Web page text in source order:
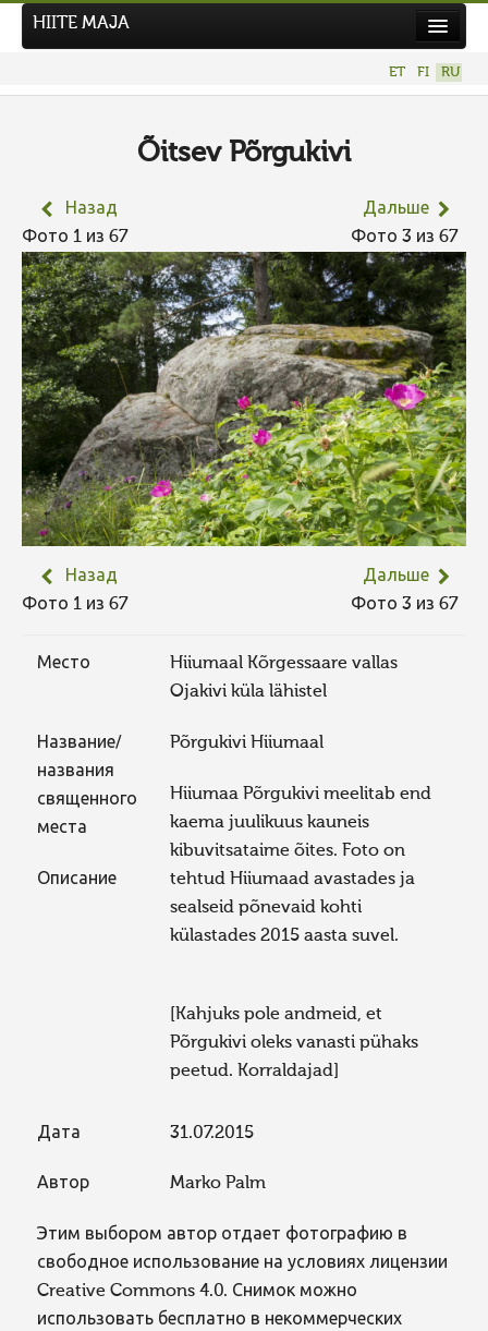
НОВЫЙ ФОТОКОНКУРС
ПРЕДЫДУЩИЕ КОНКУРСЫ
HIITE MAJA
ET FI RU
Õitsev Põrgukivi
Назад
Фото 1 из 67
Дальше
Фото 3 из 67
Назад
Фото 1 из 67
Дальше
Фото 3 из 67
Место
Hiiumaal Kõrgessaare vallas
Ojakivi küla lähistel
Название/
названия
священного
места
Põrgukivi Hiiumaal
Описание
Hiiumaa Põrgukivi meelitab end
kaema juulikuus kauneis
kibuvitsataime õites. Foto on
tehtud Hiiumaad avastades ja
sealseid põnevaid kohti
külastades 2015 aasta suvel.
[Kahjuks pole andmeid, et
Põrgukivi oleks vanasti pühaks
peetud. Korraldajad]
Дата 31.07.2015
Автор Marko Palm
Этим выбором автор отдает фотографию в
свободное использование на условиях лицензии
Creative Commons 4.0. Снимок можно
использовать бесплатно в некоммерческих